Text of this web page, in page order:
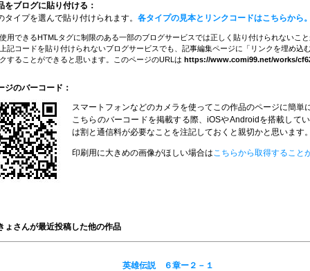
をブログに貼り付ける：
タイプを選んで貼り付けられます。 各タイプの見本とリンクコードはこちらから。
使用できるHTMLタグに制限のある一部のブログサービスでは正しく貼り付けられないこ
上記コードを貼り付けられないブログサービスでも、記事編集ページに「リンクを埋め込
クすることができると思います。このページのURLは https://www.comi99.net/works/
ジのバーコード：
スマートフォンなどのカメラを使ってこの作品のページに簡単
こちらのバーコードを掲載する際、iOSやAndroidを搭載して
は割と通信料が必要なことを注記しておくと親切かと思います。
印刷用に大きめの画像がほしい場合は こちらから取得すること
ょさんが最近投稿した他の作品
英雄伝説 ６章ー２－１